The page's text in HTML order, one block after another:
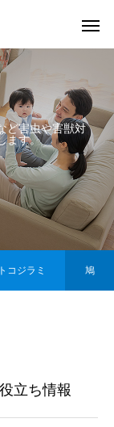
ど害虫や害獣対
ます。
トコジラミ 鳩
立ち情報